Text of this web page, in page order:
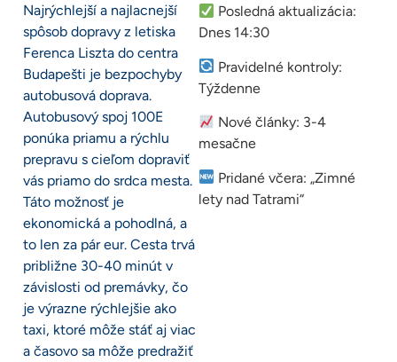
Najrýchlejší a najlacnejší
spôsob dopravy z letiska
Ferenca Liszta do centra
Budapešti je bezpochyby
autobusová doprava.
Autobusový spoj 100E
ponúka priamu a rýchlu
prepravu s cieľom dopraviť
vás priamo do srdca mesta.
Táto možnosť je
ekonomická a pohodlná, a
to len za pár eur. Cesta trvá
približne 30-40 minút v
závislosti od premávky, čo
je výrazne rýchlejšie ako
taxi, ktoré môže stáť aj viac
a časovo sa môže predražiť
Posledná aktualizácia:
Dnes 14:30
Pravidelné kontroly:
Týždenne
Nové články: 3-4
mesačne
Pridané včera: „Zimné
lety nad Tatrami“